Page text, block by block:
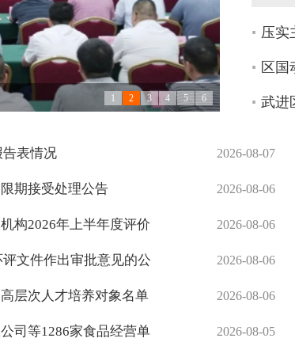
1 2 3 4 5 6
压实
区国
武进
告表情况 2026-08-07
期接受处理公告 2026-08-06
构2026年上半年度评价 2026-08-06
文件作出审批意见的公 2026-08-06
层次人才培养对象名单 2026-08-06
司等1286家食品经营单 2026-08-05